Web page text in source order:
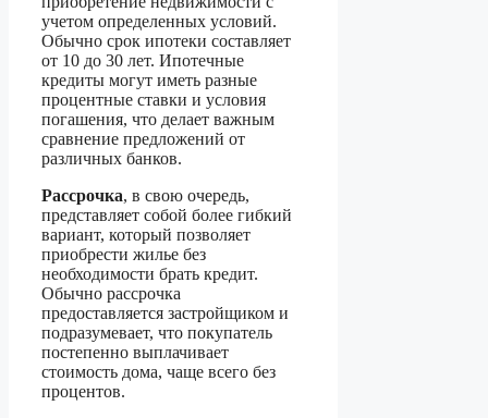
учетом определенных условий.
Обычно срок ипотеки составляет
от 10 до 30 лет. Ипотечные
кредиты могут иметь разные
процентные ставки и условия
погашения, что делает важным
сравнение предложений от
различных банков.
Рассрочка, в свою очередь,
представляет собой более гибкий
вариант, который позволяет
приобрести жилье без
необходимости брать кредит.
Обычно рассрочка
предоставляется застройщиком и
подразумевает, что покупатель
постепенно выплачивает
стоимость дома, чаще всего без
процентов.